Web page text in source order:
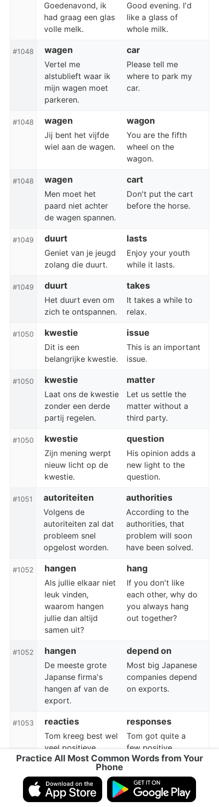
Goedenavond, ik
had graag een glas
volle melk.
Good evening. I'd
like a glass of
whole milk.
#1048 wagen car
Vertel me
alstublieft waar ik
mijn wagen moet
parkeren.
Please tell me
where to park my
car.
#1048 wagen wagon
Jij bent het vijfde
wiel aan de wagen.
You are the fifth
wheel on the
wagon.
#1048 wagen cart
Men moet het
paard niet achter
de wagen spannen.
Don't put the cart
before the horse.
#1049 duurt lasts
Geniet van je jeugd
zolang die duurt.
Enjoy your youth
while it lasts.
#1049 duurt takes
Het duurt even om
zich te ontspannen.
It takes a while to
relax.
#1050 kwestie issue
Dit is een
belangrijke kwestie.
This is an important
issue.
#1050 kwestie matter
Laat ons de kwestie
zonder een derde
partij regelen.
Let us settle the
matter without a
third party.
#1050 kwestie question
Zijn mening werpt
nieuw licht op de
kwestie.
His opinion adds a
new light to the
question.
#1051 autoriteiten authorities
Volgens de
autoriteiten zal dat
probleem snel
opgelost worden.
According to the
authorities, that
problem will soon
have been solved.
#1052 hangen hang
Als jullie elkaar niet
leuk vinden,
waarom hangen
jullie dan altijd
samen uit?
If you don't like
each other, why do
you always hang
out together?
#1052 hangen depend on
De meeste grote
Japanse firma's
hangen af van de
export.
Most big Japanese
companies depend
on exports.
#1053 reacties responses
Tom kreeg best wel
veel positieve
reacties.
Tom got quite a
few positive
responses.
#1053 reacties comments
Niemand is ooit
No one ever died
Practice All Most Common Words from Your
Phone